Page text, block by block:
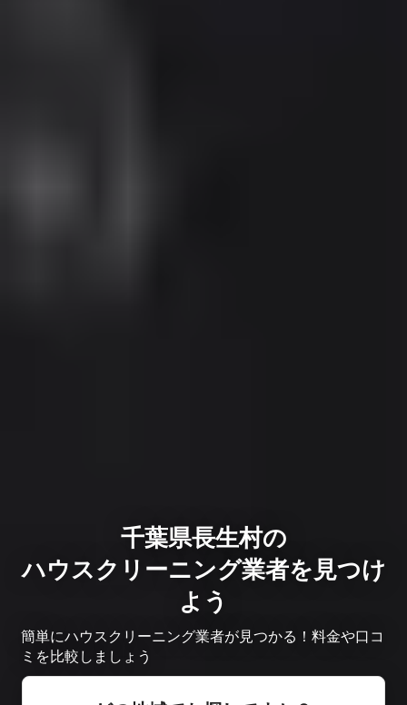
千葉県長生村の
ハウスクリーニング業者を見つけ
よう
簡単にハウスクリーニング業者が見つかる！料金や口コ
ミを比較しましょう